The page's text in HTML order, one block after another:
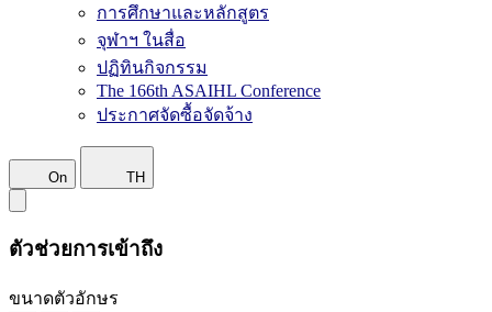
การศึกษาและหลักสูตร
จุฬาฯ ในสื่อ
ปฏิทินกิจกรรม
The 166th ASAIHL Conference
ประกาศจัดซื้อจัดจ้าง
On TH
ตัวช่วยการเข้าถึง
ขนาดตัวอักษร